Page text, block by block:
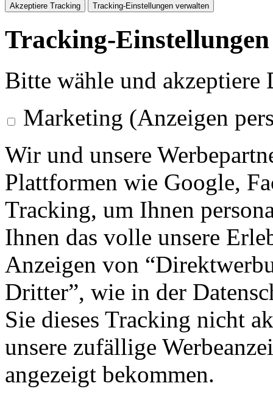
Akzeptiere Tracking Tracking-Einstellungen verwalten
Tracking-
Bitte wähle und
Marketing (Anzeigen
Wir und unsere
Plattformen wie Google,
Tracking, um Ihnen
Ihnen das volle unsere
Anzeigen von
Dritter”, wie in der
Sie dieses Tracking nicht
unsere zufällige
angezeigt bekommen.